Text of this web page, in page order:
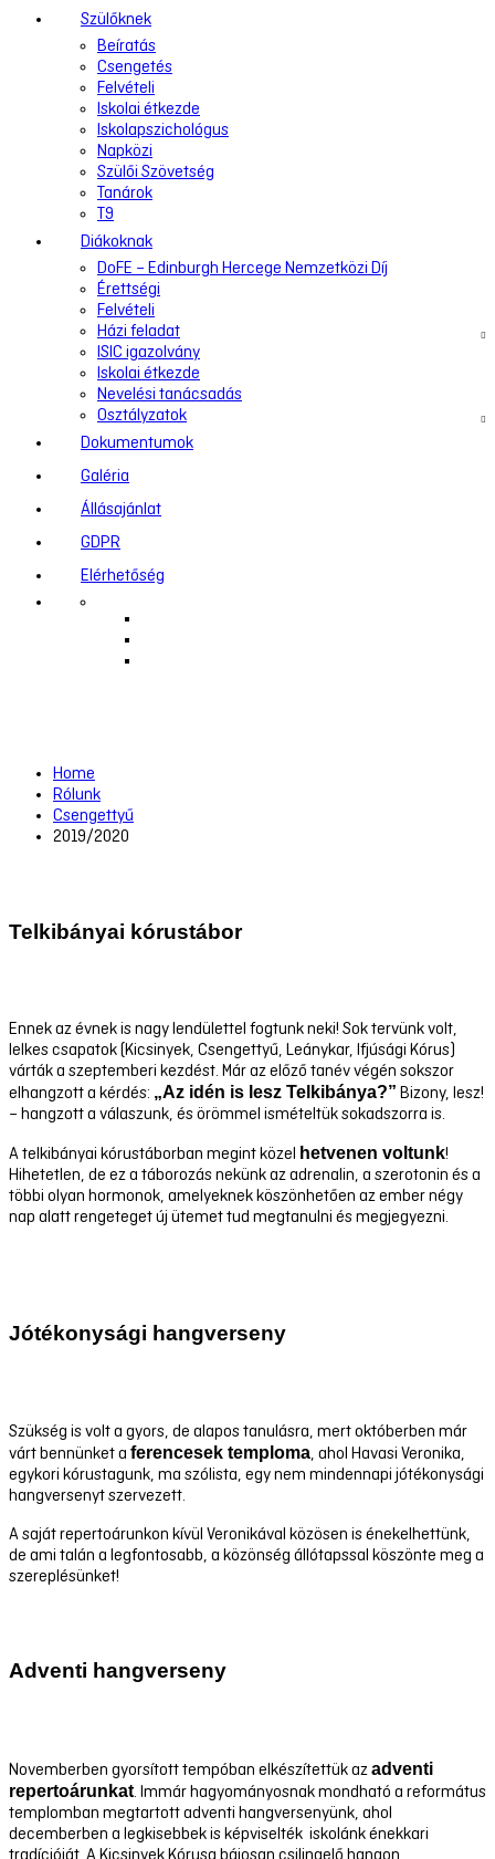
Szülőknek
Beíratás
Csengetés
Felvételi
Iskolai étkezde
Iskolapszichológus
Napközi
Szülői Szövetség
Tanárok
T9
Diákoknak
DoFE – Edinburgh Hercege Nemzetközi Díj
Érettségi
Felvételi
Házi feladat
ISIC igazolvány
Iskolai étkezde
Nevelési tanácsadás
Osztályzatok
Dokumentumok
Galéria
Állásajánlat
GDPR
Elérhetőség
Home
Rólunk
Csengettyű
2019/2020
Telkibányai kórustábor
Ennek az évnek is nagy lendülettel fogtunk neki! Sok tervünk volt,
lelkes csapatok (Kicsinyek, Csengettyű, Leánykar, Ifjúsági Kórus)
várták a szeptemberi kezdést. Már az előző tanév végén sokszor
elhangzott a kérdés: „Az idén is lesz Telkibánya?” Bizony, lesz!
– hangzott a válaszunk, és örömmel ismételtük sokadszorra is.
A telkibányai kórustáborban megint közel hetvenen voltunk!
Hihetetlen, de ez a táborozás nekünk az adrenalin, a szerotonin és a
többi olyan hormonok, amelyeknek köszönhetően az ember négy
nap alatt rengeteget új ütemet tud megtanulni és megjegyezni.
Jótékonysági hangverseny
Szükség is volt a gyors, de alapos tanulásra, mert októberben már
várt bennünket a ferencesek temploma, ahol Havasi Veronika,
egykori kórustagunk, ma szólista, egy nem mindennapi jótékonysági
hangversenyt szervezett.
A saját repertoárunkon kívül Veronikával közösen is énekelhettünk,
de ami talán a legfontosabb, a közönség állótapssal köszönte meg a
szereplésünket!
Adventi hangverseny
Novemberben gyorsított tempóban elkészítettük azadventi
repertoárunkat. Immár hagyományosnak mondható a református
templomban megtartott adventi hangversenyünk, ahol
decemberben a legkisebbek is képviselték iskolánk énekkari